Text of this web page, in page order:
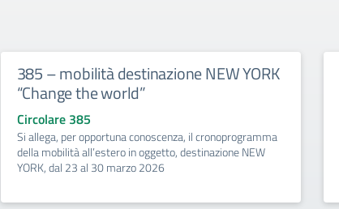
385 – mobilità destinazione NEW YORK
“Change the world”
Circolare 385
Si allega, per opportuna conoscenza, il cronoprogramma
della mobilità all’estero in oggetto, destinazione NEW
YORK, dal 23 al 30 marzo 2026